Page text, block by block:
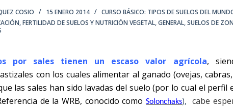
COSIO 15 ENERO 2014 CURSO BÁSICO: TIPOS DE SUELOS DEL
,FERTILIDAD DE SUELOS Y NUTRICIÓN VEGETAL,GENERAL,SUELOS DE
por sales tienen un escaso valor agrícola,
con los cuales alimentar al ganado (ovejas,
las sales han sido lavadas del suelo (por lo cual el perfil
de la WRB, conocido comoSolonchaks), cabe